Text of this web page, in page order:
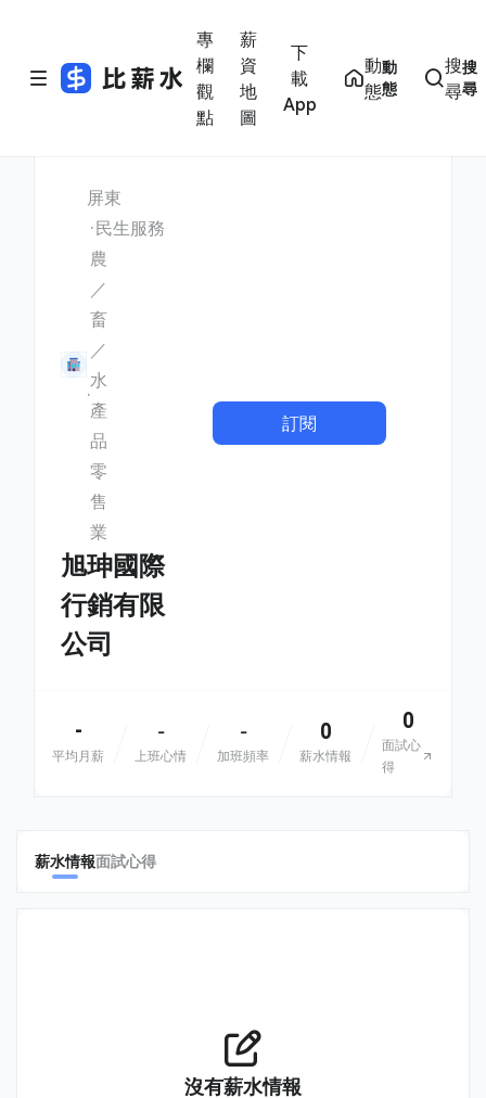
專
欄
觀
點
薪
資
地
圖
下
載
App
動
態
動
態
搜
尋
搜
尋
屏東
民生服務
農
／
畜
／
水
產
品
零
售
業
旭珅國際
行銷有限
公司
訂閱
-
平均月薪
-
上班心情
-
加班頻率
0
薪水情報
0
面試心
得
薪水情報面試心得
沒有薪水情報